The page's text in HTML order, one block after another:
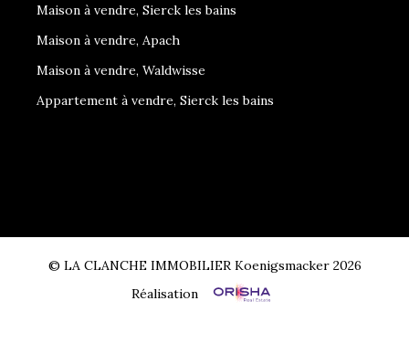
Maison à vendre, Sierck les bains
Maison à vendre, Apach
Maison à vendre, Waldwisse
Appartement à vendre, Sierck les bains
© LA CLANCHE IMMOBILIER Koenigsmacker 2026
Réalisation